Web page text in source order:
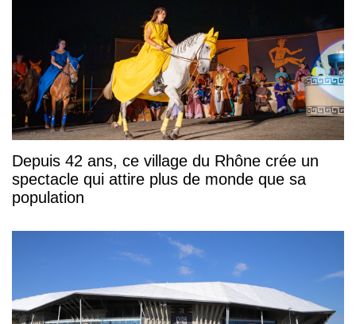
Depuis 42 ans, ce village du Rhône crée un
spectacle qui attire plus de monde que sa
population